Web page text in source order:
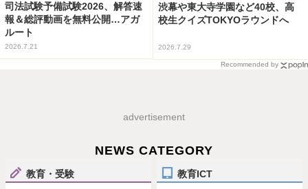
司法試験予備試験2026、解答速
報＆総評動画を無料公開…アガ
ルート
2026.7.21
渋幕や東大寺学園など40校、高
校生クイズTOKYOラウンドへ
2026.7.29
Recommended by
advertisement
NEWS CATEGORY
教育・受験 教育ICT